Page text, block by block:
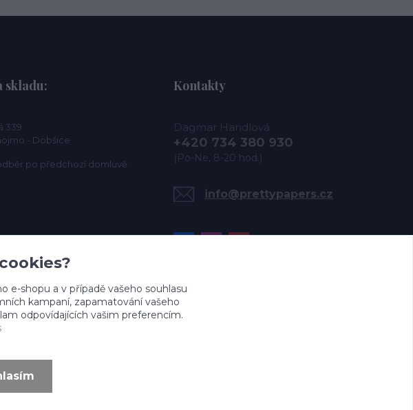
skladu:
339
- Dobšice
po předchozí domluvě.
Kontakty
Dagmar Handlová
+420 734 380 930
(Po-Ne, 8-20 hod.)
info@prettypapers.cz
e-shopu a v případě vašeho souhlasu
kampaní, zapamatování vašeho
odpovídajících vašim preferencím.